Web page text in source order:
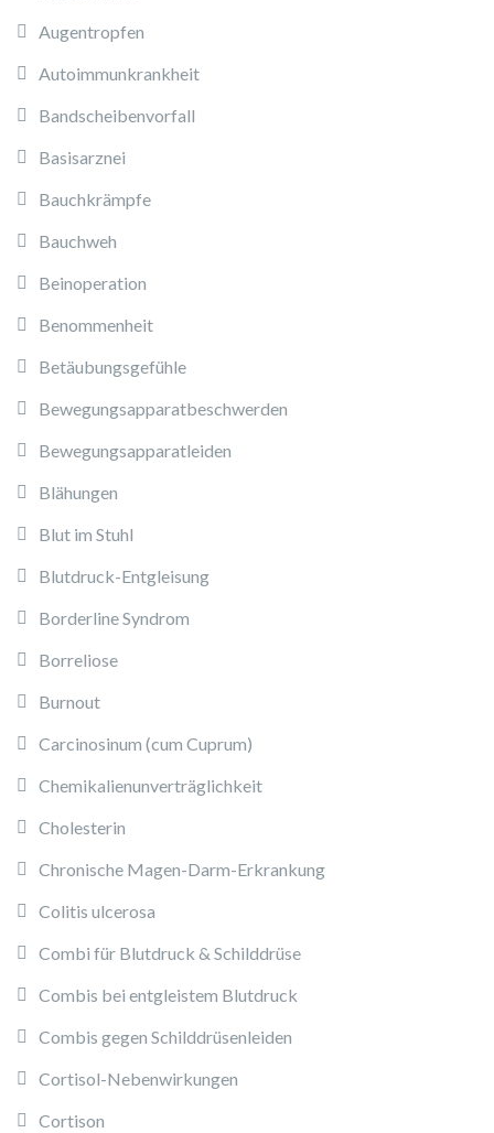
Augentropfen
Autoimmunkrankheit
Bandscheibenvorfall
Basisarznei
Bauchkrämpfe
Bauchweh
Beinoperation
Benommenheit
Betäubungsgefühle
Bewegungsapparatbeschwerden
Bewegungsapparatleiden
Blähungen
Blut im Stuhl
Blutdruck-Entgleisung
Borderline Syndrom
Borreliose
Burnout
Carcinosinum (cum Cuprum)
Chemikalienunverträglichkeit
Cholesterin
Chronische Magen-Darm-Erkrankung
Colitis ulcerosa
Combi für Blutdruck & Schilddrüse
Combis bei entgleistem Blutdruck
Combis gegen Schilddrüsenleiden
Cortisol-Nebenwirkungen
Cortison